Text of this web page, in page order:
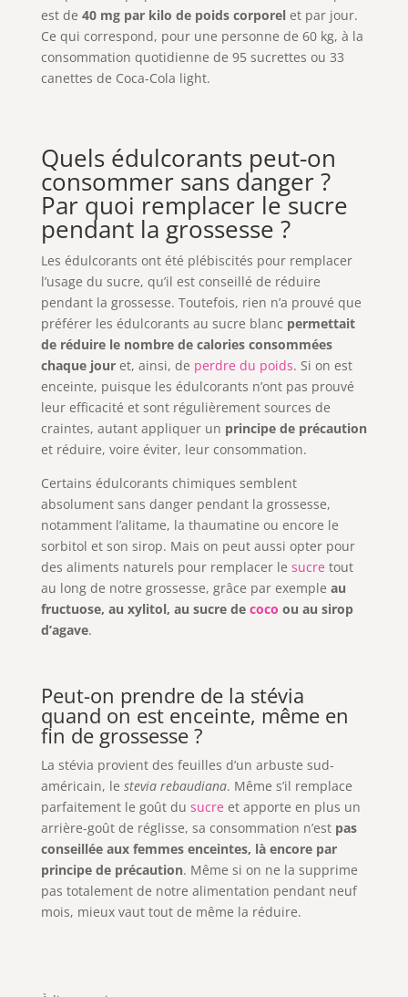
est de 40 mg par kilo de poids corporelet par jour.
Ce qui correspond, pour une personne de 60 kg, à la
consommation quotidienne de 95 sucrettes ou 33
canettes de Coca-Cola light.
Quels édulcorants peut-on
consommer sans danger ?
Par quoi remplacer le sucre
pendant la grossesse ?
Les édulcorants ont été plébiscités pour remplacer
l’usage du sucre, qu’il est conseillé de réduire
pendant la grossesse. Toutefois, rien n’a prouvé que
préférer les édulcorants au sucre blanc permettait
de réduire le nombre de calories consommées
chaque jouret, ainsi, de perdre du poids. Si on est
enceinte, puisque les édulcorants n’ont pas prouvé
leur efficacité et sont régulièrement sources de
craintes, autant appliquer un principe de précaution
et réduire, voire éviter, leur consommation.
Certains édulcorants chimiques semblent
absolument sans danger pendant la grossesse,
notamment l’alitame, la thaumatine ou encore le
sorbitol et son sirop. Mais on peut aussi opter pour
des aliments naturels pour remplacer le sucre tout
au long de notre grossesse, grâce par exemple au
fructuose, au xylitol, au sucre de coco ou au sirop
d’agave.
Peut-on prendre de la stévia
quand on est enceinte, même en
fin de grossesse ?
La stévia provient des feuilles d’un arbuste sud-
américain, le stevia rebaudiana. Même s’il remplace
parfaitement le goût du sucre et apporte en plus un
arrière-goût de réglisse, sa consommation n’est pas
conseillée aux femmes enceintes, là encore par
principe de précaution. Même si on ne la supprime
pas totalement de notre alimentation pendant neuf
mois, mieux vaut tout de même la réduire.